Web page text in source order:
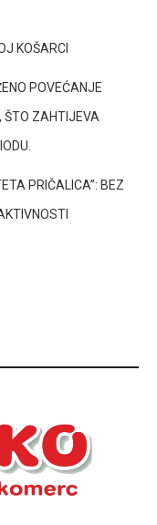
KOŠARCI
POVEĆANJE
ŠTO ZAHTIJEVA
PRIČALICA”: BEZ